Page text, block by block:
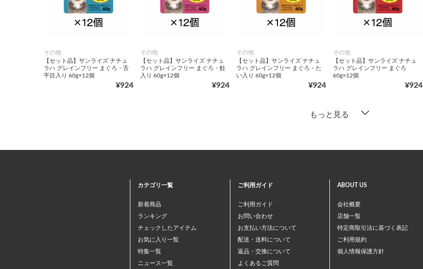
その他
【セット品】サンライズ ナチュ
ラハ グレインフリー まぐろ・舌
平目入り 60g×12個
¥924
その他
【セット品】サンライズ ナチュ
ラハ グレインフリー まぐろ・鮭
入り 60g×12個
¥924
その他
【セット品】サンライズ ナチュ
ラハ グレインフリー まぐろ・た
い入り 60g×12個
¥924
その他
【セット品】サンライズ ナチュ
ラハ グレインフリー まぐろ
60g×12個
¥924
もっと見る
カテゴリ一覧
新着商品
ランキング
チェックしたアイテム
お気に入り一覧
特集一覧
ニュース一覧
ご利用ガイド
ご利用ガイド
お問い合わせ
お支払い方法について
配送・送料について
返品・交換について
よくあるご質問
ABOUT US
会社概要
店舗一覧
特定商取引法に基づく表記
ご利用規約
個人情報保護方針